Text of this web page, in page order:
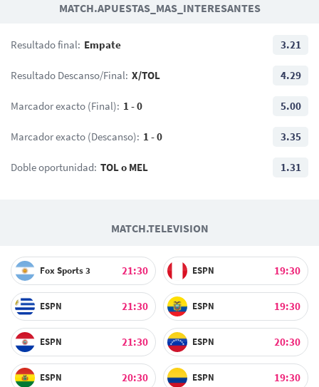
A. Ángulo
18
23 28
MATCH.APUESTAS_MAS_INTERESANTES
Resultado final: Empate 3.21
Resultado Descanso/Final: X/TOL 4.29
Marcador exacto (Final): 1 - 0 5.00
Marcador exacto (Descanso): 1 - 0 3.35
Doble oportunidad: TOL o MEL 1.31
MATCH.TELEVISION
Fox Sports 3 21:30 ESPN 19:30
ESPN 21:30 ESPN 19:30
ESPN 21:30 ESPN 20:30
ESPN 20:30 ESPN 19:30